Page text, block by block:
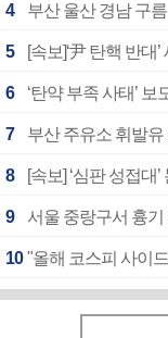
4
5 [속보]‘尹 탄핵 반대
6
7 부산 주유소 휘발
8
9 서울 중랑구서 흉
10 "올해 코스피 사이